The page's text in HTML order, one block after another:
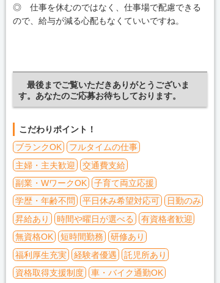
◎ 仕事を休むのではなく、仕事場で配慮できる
ので、給与が減る心配もなくていいですね。
最後までご覧いただきありがとうございま
す。あなたのご応募お待ちしております。
こだわりポイント！
ブランクOK
フルタイムの仕事
主婦・主夫歓迎
交通費支給
副業・WワークOK
子育て両立応援
学歴・年齢不問
平日休み希望対応可
日勤のみ
昇給あり
時間や曜日が選べる
有資格者歓迎
無資格OK
短時間勤務
研修あり
福利厚生充実
経験者優遇
託児所あり
資格取得支援制度
車・バイク通勤OK